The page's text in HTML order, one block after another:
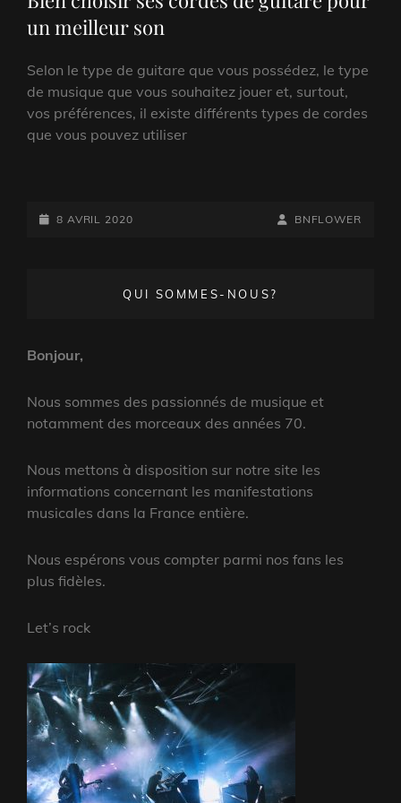
un meilleur son
Selon le type de guitare que vous possédez, le type
de musique que vous souhaitez jouer et, surtout,
vos préférences, il existe différents types de cordes
que vous pouvez utiliser
POSTED-
8 AVRIL 2020
BY
BYLINE
BNFLOWER
QUI SOMMES-NOUS?
Bonjour,
Nous sommes des passionnés de musique et
notamment des morceaux des années 70.
Nous mettons à disposition sur notre site les
informations concernant les manifestations
musicales dans la France entière.
Nous espérons vous compter parmi nos fans les
plus fidèles.
Let’s rock